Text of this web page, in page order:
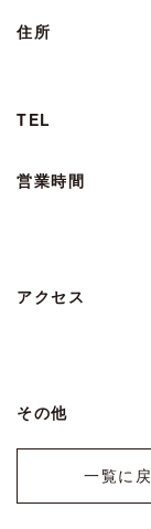
住所
TEL
営業時間
アクセス
その他
一覧に